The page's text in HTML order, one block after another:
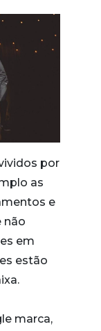
por
as
e
não
em
estão
marca,